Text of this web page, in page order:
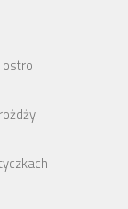
ostro